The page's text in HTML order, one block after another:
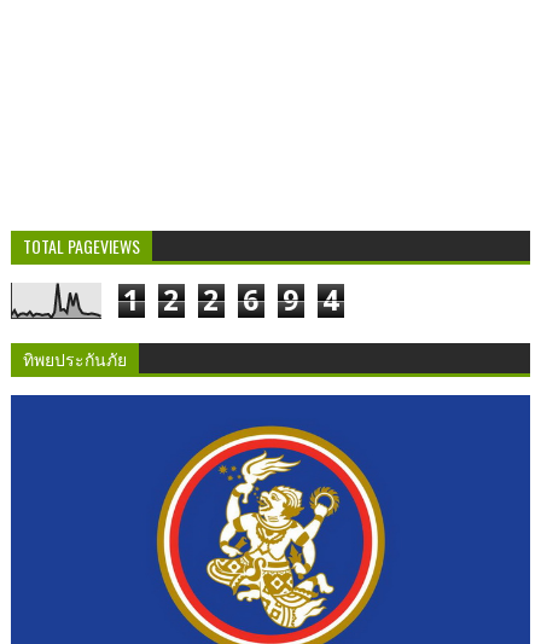
TOTAL PAGEVIEWS
1 2 2 6 9 4
ทิพยประกันภัย